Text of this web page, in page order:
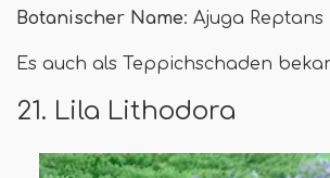
Botanischer Name: Ajuga Reptans
Es auch als Teppichschaden
21. Lila Lithodora